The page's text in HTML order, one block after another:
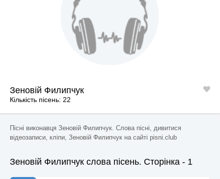
Зеновій Филипчук
Кількість пісень: 22
Пісні виконавця Зеновій Филипчук. Слова пісні, дивитися
відеозаписи, кліпи, Зеновій Филипчук на сайті pisni.club
Зеновій Филипчук слова пісень. Сторінка - 1